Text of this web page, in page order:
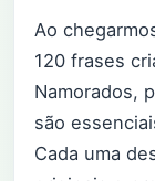
Ao
120 frases
Namorados,
são
Cada uma